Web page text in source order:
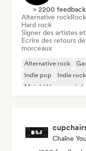
> 2200
Alternative rock
Hard rock
Signer des artistes
Ecrire des retours
morceaux
Alternative rock
Indie pop
Indie rock
Metal / Heavy metal